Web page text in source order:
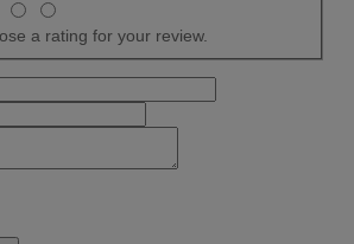
a rating for your review.